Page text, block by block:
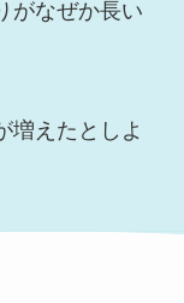
がなぜか長い
増えたとしよ